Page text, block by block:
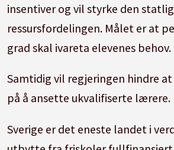
insentiver og vil styrke den
ressursfordelingen. Målet er at
grad skal ivareta elevenes behov.
Samtidig vil regjeringen hindre
på å ansette ukvalifiserte lærere.
Sverige er det eneste landet i